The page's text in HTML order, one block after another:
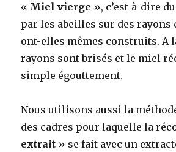
« Miel vierge », c’est-à-dire
par les abeilles sur des rayons
ont-elles mêmes construits. A
rayons sont brisés et le miel
simple égouttement.
Nous utilisons aussi la
des cadres pour laquelle la
extrait » se fait avec un